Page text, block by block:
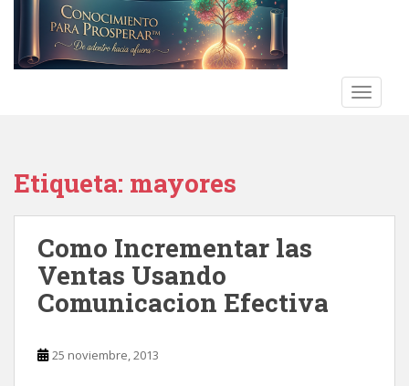
Etiqueta: mayores
Como Incrementar las
Ventas Usando
Comunicacion Efectiva
25 noviembre, 2013